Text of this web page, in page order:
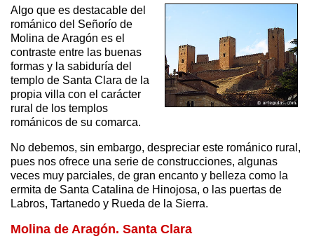
Algo que es destacable del
románico del Señorío de
Molina de Aragón es el
contraste entre las buenas
formas y la sabiduría del
templo de Santa Clara de la
propia villa con el carácter
rural de los templos
románicos de su comarca.
No debemos, sin embargo, despreciar este románico rural,
pues nos ofrece una serie de construcciones, algunas
veces muy parciales, de gran encanto y belleza como la
ermita de Santa Catalina de Hinojosa, o las puertas de
Labros, Tartanedo y Rueda de la Sierra.
Molina de Aragón. Santa Clara